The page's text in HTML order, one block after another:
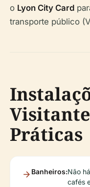
o Lyon City Card
transporte público
Práticas
Banheiros:Não
cafés